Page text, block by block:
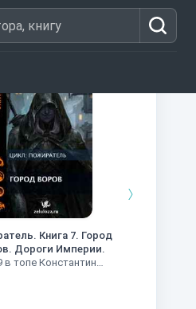
книгу
из топ-100
Книга 7. Город
Дороги Империи.
в топе Константин